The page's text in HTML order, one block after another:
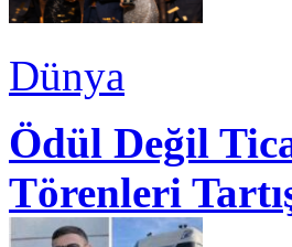
Dünya
Ödül Değil
Törenleri